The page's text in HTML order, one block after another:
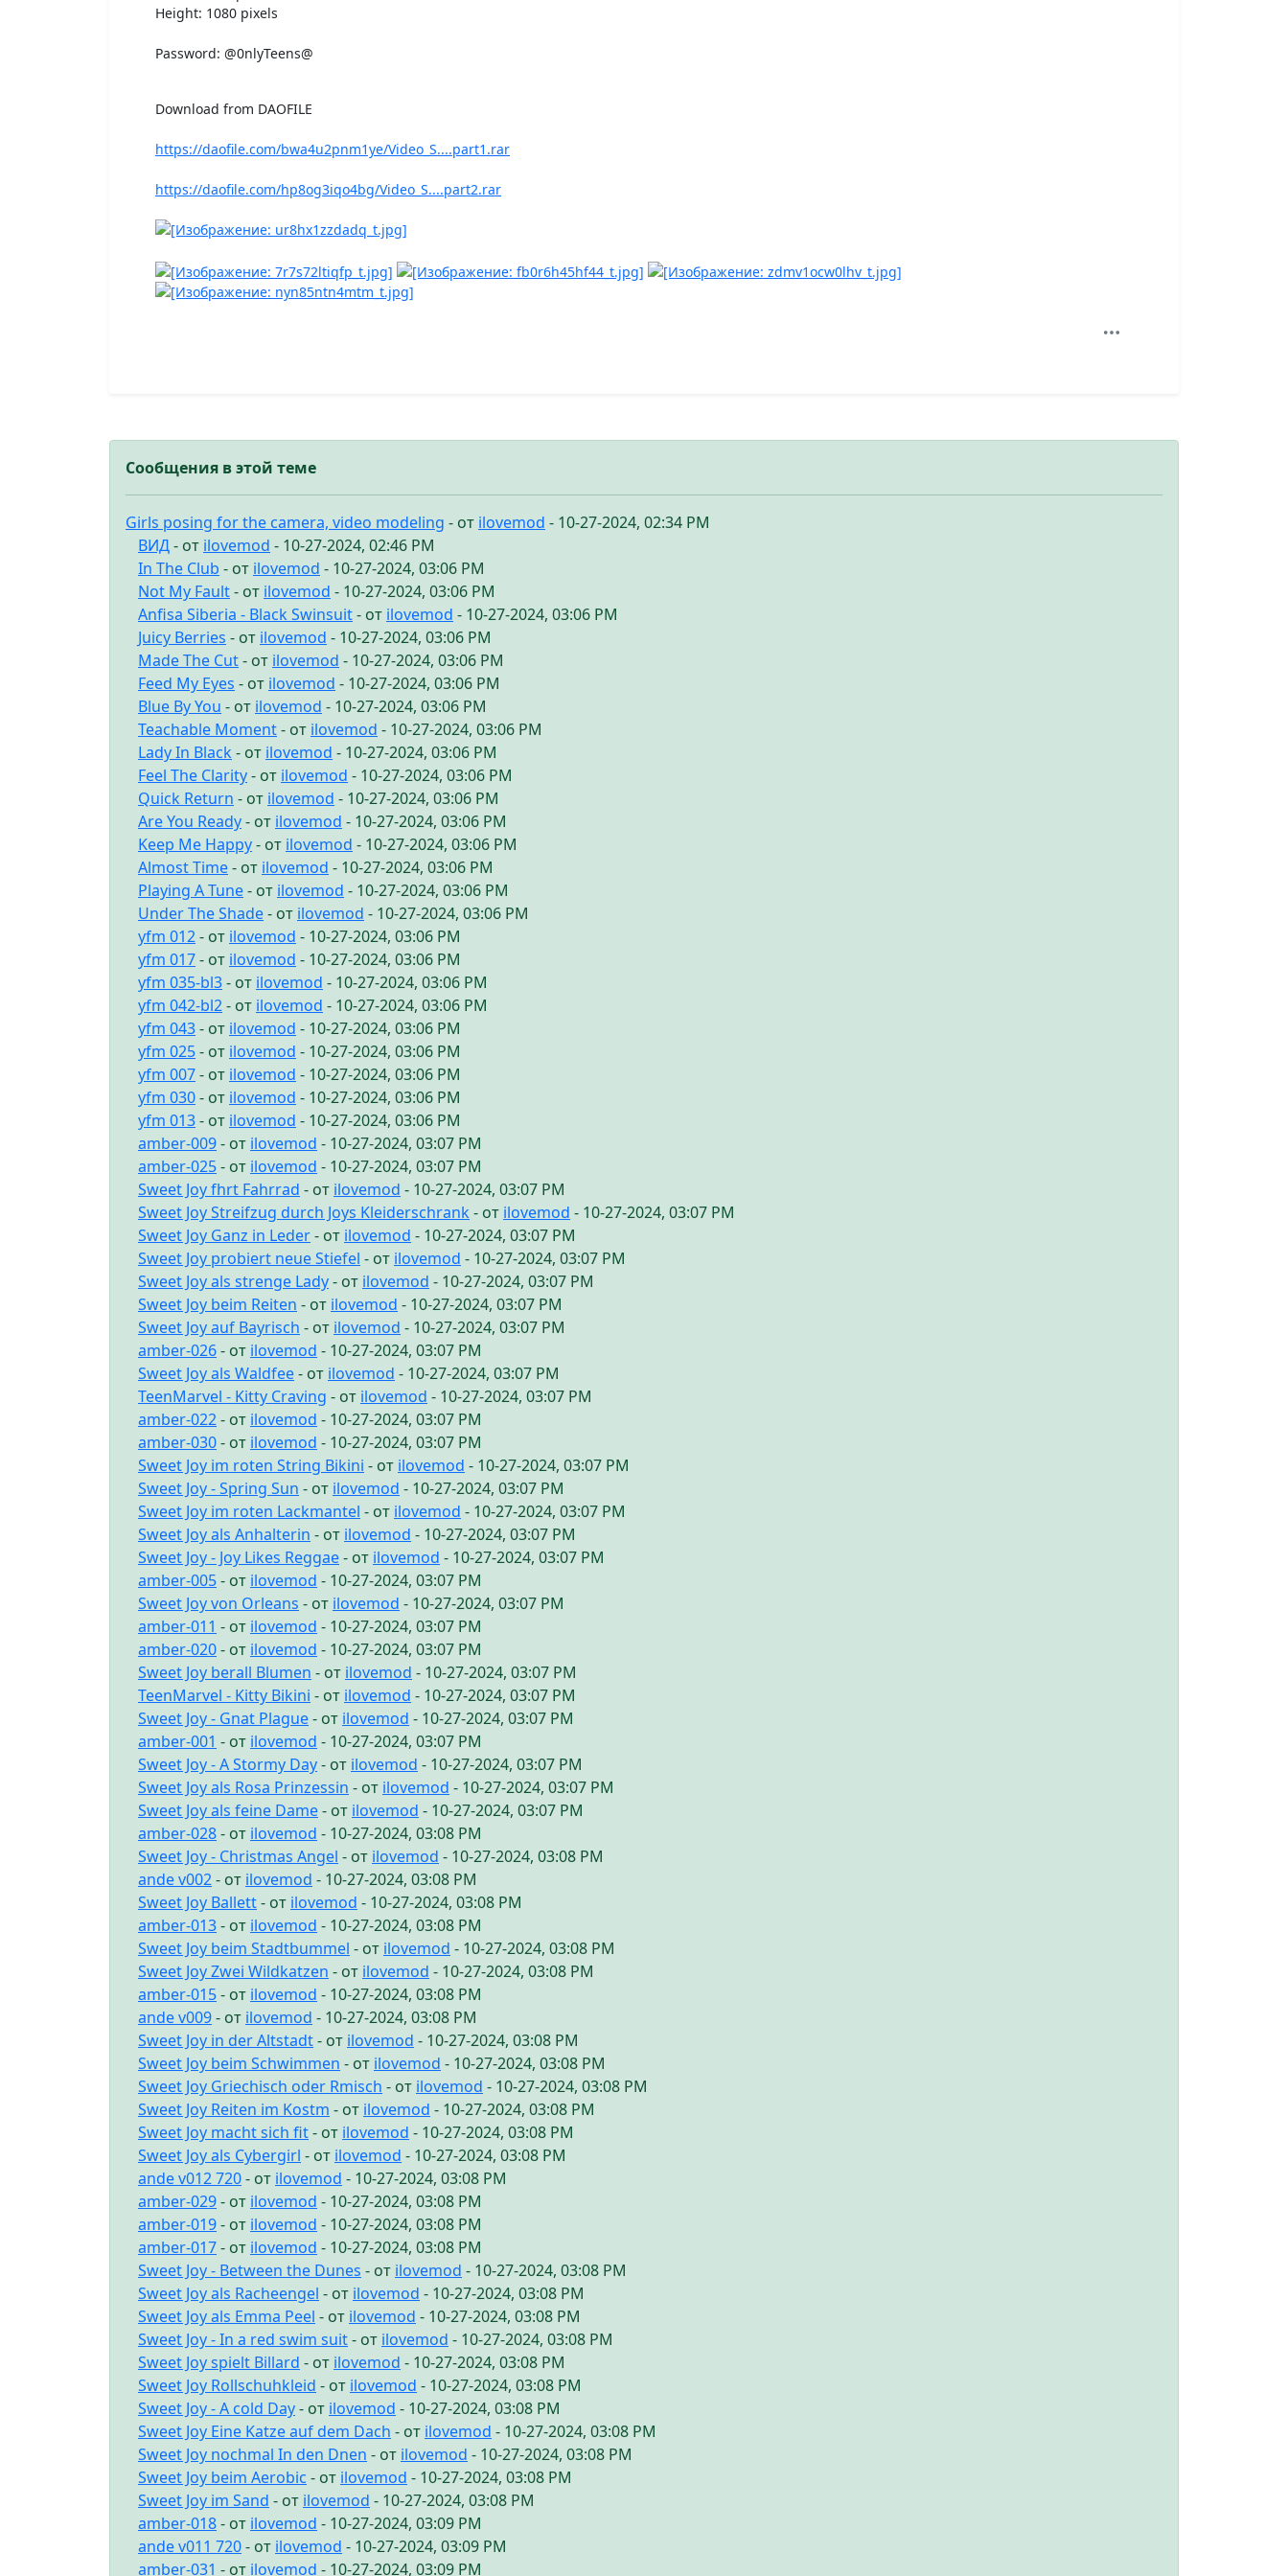
Height: 1080 pixels
Password: @0nlyTeens@
Download from DAOFILE
https://daofile.com/bwa4u2pnm1ye/Video_S....part1.rar
https://daofile.com/hp8og3iqo4bg/Video_S....part2.rar
Сообщения в этой теме
Girls posing for the camera, video modeling - от ilovemod - 10-27-2024, 02:34 PM
ВИД- от ilovemod - 10-27-2024, 02:46 PM
In The Club - от ilovemod - 10-27-2024, 03:06 PM
Not My Fault- от ilovemod - 10-27-2024, 03:06 PM
Anfisa Siberia - Black Swinsuit- от ilovemod - 10-27-2024, 03:06 PM
Juicy Berries - от ilovemod - 10-27-2024, 03:06 PM
Made The Cut- от ilovemod - 10-27-2024, 03:06 PM
Feed My Eyes - от ilovemod - 10-27-2024, 03:06 PM
Blue By You - от ilovemod - 10-27-2024, 03:06 PM
Teachable Moment- от ilovemod - 10-27-2024, 03:06 PM
Lady In Black - от ilovemod - 10-27-2024, 03:06 PM
Feel The Clarity- от ilovemod - 10-27-2024, 03:06 PM
Quick Return - от ilovemod - 10-27-2024, 03:06 PM
Are You Ready- от ilovemod - 10-27-2024, 03:06 PM
Keep Me Happy- от ilovemod - 10-27-2024, 03:06 PM
Almost Time- от ilovemod - 10-27-2024, 03:06 PM
Playing A Tune- от ilovemod - 10-27-2024, 03:06 PM
Under The Shade- от ilovemod - 10-27-2024, 03:06 PM
yfm 012- от ilovemod - 10-27-2024, 03:06 PM
yfm 017- от ilovemod - 10-27-2024, 03:06 PM
yfm 035-bl3- от ilovemod - 10-27-2024, 03:06 PM
yfm 042-bl2- от ilovemod - 10-27-2024, 03:06 PM
yfm 043- от ilovemod - 10-27-2024, 03:06 PM
yfm 025- от ilovemod - 10-27-2024, 03:06 PM
yfm 007- от ilovemod - 10-27-2024, 03:06 PM
yfm 030- от ilovemod - 10-27-2024, 03:06 PM
yfm 013- от ilovemod - 10-27-2024, 03:06 PM
amber-009- от ilovemod - 10-27-2024, 03:07 PM
amber-025- от ilovemod - 10-27-2024, 03:07 PM
Sweet Joy fhrt Fahrrad - от ilovemod - 10-27-2024, 03:07 PM
Sweet Joy Streifzug durch Joys Kleiderschrank - от ilovemod - 10-27-2024, 03:07 PM
Sweet Joy Ganz in Leder- от ilovemod - 10-27-2024, 03:07 PM
Sweet Joy probiert neue Stiefel - от ilovemod - 10-27-2024, 03:07 PM
Sweet Joy als strenge Lady- от ilovemod - 10-27-2024, 03:07 PM
Sweet Joy beim Reiten - от ilovemod - 10-27-2024, 03:07 PM
Sweet Joy auf Bayrisch - от ilovemod - 10-27-2024, 03:07 PM
amber-026- от ilovemod - 10-27-2024, 03:07 PM
Sweet Joy als Waldfee- от ilovemod - 10-27-2024, 03:07 PM
TeenMarvel - Kitty Craving - от ilovemod - 10-27-2024, 03:07 PM
amber-022- от ilovemod - 10-27-2024, 03:07 PM
amber-030- от ilovemod - 10-27-2024, 03:07 PM
Sweet Joy im roten String Bikini - от ilovemod - 10-27-2024, 03:07 PM
Sweet Joy - Spring Sun - от ilovemod - 10-27-2024, 03:07 PM
Sweet Joy im roten Lackmantel - от ilovemod - 10-27-2024, 03:07 PM
Sweet Joy als Anhalterin - от ilovemod - 10-27-2024, 03:07 PM
Sweet Joy - Joy Likes Reggae- от ilovemod - 10-27-2024, 03:07 PM
amber-005- от ilovemod - 10-27-2024, 03:07 PM
Sweet Joy von Orleans - от ilovemod - 10-27-2024, 03:07 PM
amber-011 - от ilovemod - 10-27-2024, 03:07 PM
amber-020- от ilovemod - 10-27-2024, 03:07 PM
Sweet Joy berall Blumen - от ilovemod - 10-27-2024, 03:07 PM
TeenMarvel - Kitty Bikini - от ilovemod - 10-27-2024, 03:07 PM
Sweet Joy - Gnat Plague- от ilovemod - 10-27-2024, 03:07 PM
amber-001 - от ilovemod - 10-27-2024, 03:07 PM
Sweet Joy - A Stormy Day- от ilovemod - 10-27-2024, 03:07 PM
Sweet Joy als Rosa Prinzessin - от ilovemod - 10-27-2024, 03:07 PM
Sweet Joy als feine Dame- от ilovemod - 10-27-2024, 03:07 PM
amber-028- от ilovemod - 10-27-2024, 03:08 PM
Sweet Joy - Christmas Angel - от ilovemod - 10-27-2024, 03:08 PM
ande v002- от ilovemod - 10-27-2024, 03:08 PM
Sweet Joy Ballett- от ilovemod - 10-27-2024, 03:08 PM
amber-013- от ilovemod - 10-27-2024, 03:08 PM
Sweet Joy beim Stadtbummel - от ilovemod - 10-27-2024, 03:08 PM
Sweet Joy Zwei Wildkatzen - от ilovemod - 10-27-2024, 03:08 PM
amber-015- от ilovemod - 10-27-2024, 03:08 PM
ande v009- от ilovemod - 10-27-2024, 03:08 PM
Sweet Joy in der Altstadt- от ilovemod - 10-27-2024, 03:08 PM
Sweet Joy beim Schwimmen - от ilovemod - 10-27-2024, 03:08 PM
Sweet Joy Griechisch oder Rmisch - от ilovemod - 10-27-2024, 03:08 PM
Sweet Joy Reiten im Kostm - от ilovemod - 10-27-2024, 03:08 PM
Sweet Joy macht sich fit- от ilovemod - 10-27-2024, 03:08 PM
Sweet Joy als Cybergirl - от ilovemod - 10-27-2024, 03:08 PM
ande v012 720- от ilovemod - 10-27-2024, 03:08 PM
amber-029- от ilovemod - 10-27-2024, 03:08 PM
amber-019- от ilovemod - 10-27-2024, 03:08 PM
amber-017- от ilovemod - 10-27-2024, 03:08 PM
Sweet Joy - Between the Dunes - от ilovemod - 10-27-2024, 03:08 PM
Sweet Joy als Racheengel - от ilovemod - 10-27-2024, 03:08 PM
Sweet Joy als Emma Peel - от ilovemod - 10-27-2024, 03:08 PM
Sweet Joy - In a red swim suit- от ilovemod - 10-27-2024, 03:08 PM
Sweet Joy spielt Billard - от ilovemod - 10-27-2024, 03:08 PM
Sweet Joy Rollschuhkleid - от ilovemod - 10-27-2024, 03:08 PM
Sweet Joy - A cold Day- от ilovemod - 10-27-2024, 03:08 PM
Sweet Joy Eine Katze auf dem Dach - от ilovemod - 10-27-2024, 03:08 PM
Sweet Joy nochmal In den Dnen - от ilovemod - 10-27-2024, 03:08 PM
Sweet Joy beim Aerobic - от ilovemod - 10-27-2024, 03:08 PM
Sweet Joy im Sand - от ilovemod - 10-27-2024, 03:08 PM
amber-018- от ilovemod - 10-27-2024, 03:09 PM
ande v011 720- от ilovemod - 10-27-2024, 03:09 PM
amber-031 - от ilovemod - 10-27-2024, 03:09 PM